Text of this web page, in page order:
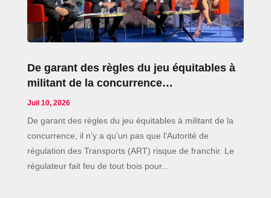
De garant des règles du jeu équitables à
militant de la concurrence…
Juil 10, 2026
De garant des règles du jeu équitables à militant de la
concurrence, il n’y a qu’un pas que l’Autorité de
régulation des Transports (ART) risque de franchir. Le
régulateur fait feu de tout bois pour...